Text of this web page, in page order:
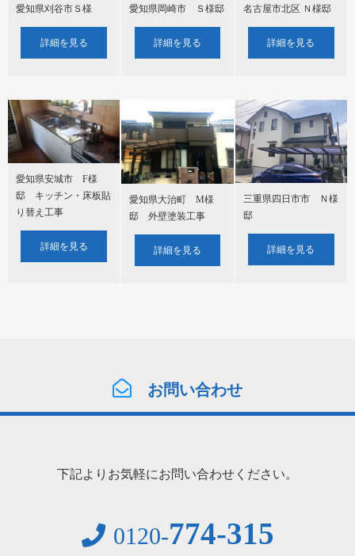
愛知県刈谷市Ｓ様
詳細を見る
愛知県岡崎市 Ｓ様邸
詳細を見る
名古屋市北区 Ｎ様邸
詳細を見る
愛知県安城市 F様
邸 キッチン・床板貼
り替え工事
詳細を見る
愛知県大治町 M様
邸 外壁塗装工事
詳細を見る
三重県四日市市 Ｎ様
邸
詳細を見る
お問い合わせ
下記よりお気軽にお問い合わせください。
0120-774-315